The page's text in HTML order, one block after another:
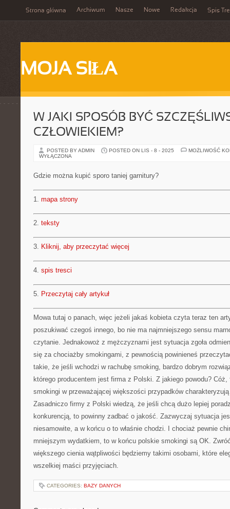
Strona główna Archiwum Nasze Nowe Redakcja Spis
MOJA SIŁA
W JAKI SPOSÓB BYĆ
CZŁOWIEKIEM?
POSTED BY ADMIN POSTED ON LIS - 8 - 2025
MOŻLIWOŚĆ
WYŁĄCZONA
Gdzie można kupić sporo taniej garnitury?
1. mapa strony
2. teksty
3. Kliknij, aby przeczytać więcej
4. spis tresci
5. Przeczytaj cały artykuł
Mowa tutaj o panach, więc jeżeli jakaś kobieta czyta teraz ten
poszukiwać czegoś innego, bo nie ma najmniejszego sensu
czytanie. Jednakowoż z mężczyznami jest sytuacja zgoła
się za chociażby smokingami, z pewnością powinieneś
takie, że jeśli wchodzi w rachubę smoking, bardzo dobrym
którego producentem jest firma z Polski. Z jakiego powodu?
smokingi w przeważającej większości przypadków
Zasadniczo firmy z Polski wiedzą, że jeśli chcą dużo lepiej
konkurencją, to powinny zadbać o jakość. Zazwyczaj sytuacja
niesamowite, a w końcu o to właśnie chodzi. I chociaż pewnie
mniejszym wydatkiem, to w końcu polskie smokingi są OK.
większego cienia wątpliwości będziemy takimi osobami, które
wszelkiej maści przyjęciach.
CATEGORIES: BAZY DANYCH